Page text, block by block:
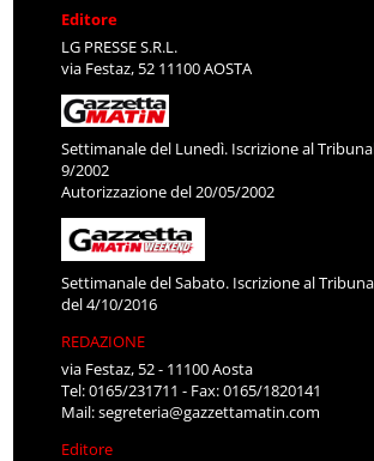
Editore
LG PRESSE S.R.L.
via Festaz, 52 11100 AOSTA
Settimanale del Lunedì. Iscrizione al
9/2002
Autorizzazione del 20/05/2002
Settimanale del Sabato. Iscrizione al
del 4/10/2016
REDAZIONE
via Festaz, 52 - 11100 Aosta
Tel: 0165/231711 - Fax: 0165/1820141
Mail:segreteria@gazzettamatin.com
Editore